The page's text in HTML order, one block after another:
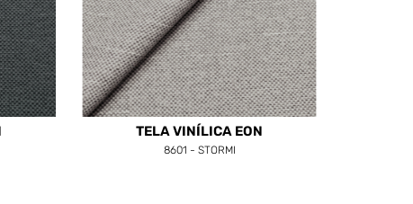
TELA VINÍLICA EON
8601 - STORMI